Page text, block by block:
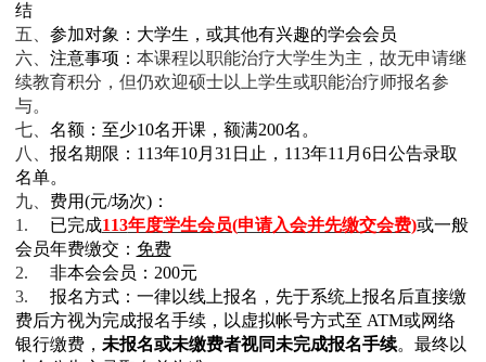
结
五、 参加对象：大学生，或其他有兴趣的学会会员
六、 注意事项： 本课程以职能治疗大学生为主，故无申请继
续教育积分，但仍欢迎硕士以上学生或职能治疗师报名参
与。
七、 名额：至少10名开课，额满200名。
八、 报名期限： 113年10月 31 日止， 113年11 月 6日公告录取
名单。
九、 费用(元/场次)：
1.
已完成113年度学生会员(申请入会并先缴交会费)或一般
会员年费缴交： 免费
2.
非本会会员： 200元
3.
报名方式：一律以线上报名，先于系统上报名后直接缴
费后方视为完成报名手续，以虚拟帐号方式至 ATM或网络
银行缴费， 未报名或未缴费者视同未完成报名手续。最终以